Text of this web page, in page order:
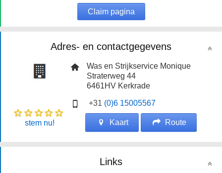
Claim pagina
Adres- en contactgegevens
Was en Strijkservice Monique
Straterweg 44
6461HV Kerkrade
+31 (0)6 15005567
stem nu! Kaart Route
Links